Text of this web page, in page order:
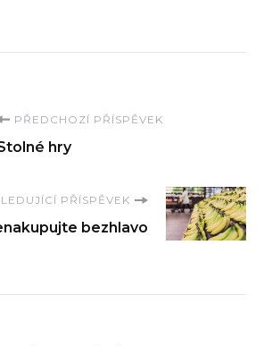
PŘEDCHOZÍ PŘÍSPĚVEK
hry
PŘÍSPĚVEK
bezhlavo